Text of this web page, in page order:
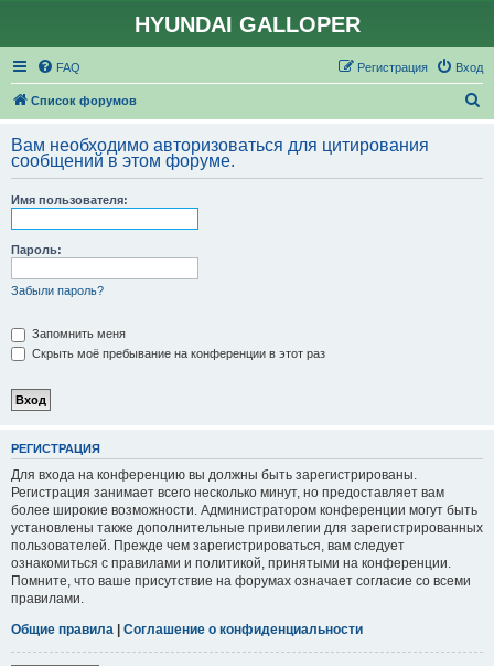
HYUNDAI GALLOPER
FAQ Вход
Регистрация
Список форумов
с
Вам необходимо авторизоваться для цитирования
сообщений в этом форуме.
Имя пользователя:
Пароль:
Забыли пароль?
Запомнить меня
Скрыть моё пребывание на конференции в этот раз
РЕГИСТРАЦИЯ
Для входа на конференцию вы должны быть зарегистрированы.
Регистрация занимает всего несколько минут, но предоставляет вам
более широкие возможности. Администратором конференции могут быть
установлены также дополнительные привилегии для зарегистрированных
пользователей. Прежде чем зарегистрироваться, вам следует
ознакомиться с правилами и политикой, принятыми на конференции.
Помните, что ваше присутствие на форумах означает согласие со всеми
правилами.
Общие правила | Соглашение о конфиденциальности